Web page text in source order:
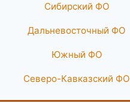
Сибирский ФО
Дальневосточный ФО
Южный ФО
Северо-Кавказский ФО